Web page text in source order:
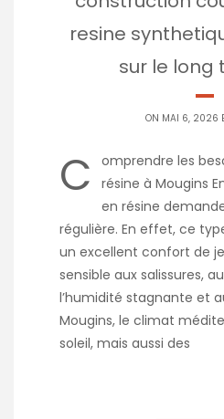
resine
sur le long
ON MAI 6, 2026
C
omprendre les
résine à Mougins
en résine
régulière. En effet, ce
un excellent confort de
sensible aux salissures,
l’humidité stagnante et
Mougins, le climat
soleil, mais aussi des